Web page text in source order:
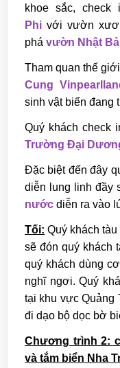
khoe sắc, check
Phi với vườn
phá vườn Nhật
Tham quan thế
Cung
sinh vật biển đang
Quý khách check
Trường Đại
Đặc biệt đến đây
diễn lung linh đầy
nước diễn ra vào
Tối: Quý khách
sẽ đón quý khách
quý khách dùng
nghĩ ngơi. Quý
tại khu vực Quảng
đi dạo bộ dọc bờ
Chương trình 2:
và tắm biển Nha